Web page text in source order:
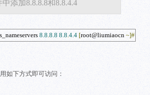
添加8.8.8.8和8.8.4.4
8.8.8.8 8.8.4.4 [root@liumiaocn ~]#
如下方式即可访问：